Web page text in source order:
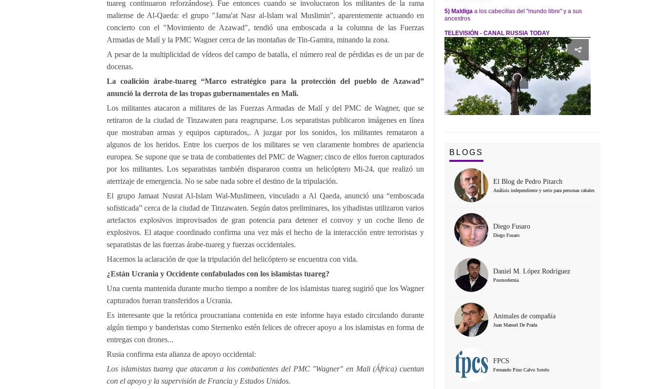
tuareg continuaron reforzándose). Fue entonces cuando se involucraron los militantes de la rama
maliense de Al-Qaeda: el grupo "Jama'at Nasr al-Islam wal Muslimin", aparentemente actuando en
concierto con el "Movimiento de Azawad", tendió una emboscada a la columna de las Fuerzas
Armadas de Malí y la PMC Wagner cerca de las montañas de Tin-Gamira, minando la zona.
A pesar de la multiplicidad de vídeos del campo de batalla, el número real de pérdidas es de un par de
docenas.
La coalición árabe-tuareg “Marco estratégico para la protección del pueblo de Azawad”
anunció la derrota de las tropas gubernamentales en Mali.
Los militantes atacaron a militares de las Fuerzas Armadas de Malí y del PMC de Wagner, que se
retiraron de la ciudad de Tinzawaten para reagruparse. Los separatistas publicaron imágenes en línea
que mostraban armas y equipos capturados,. A juzgar por los sonidos, los militantes remataron a
algunos de los heridos. Entre los cuerpos de los militares se ven claramente hombres de apariencia
europea. Se supone que se trata de combatientes del PMC de Wagner; cinco de ellos fueron capturados
por los militantes. Los separatistas también dispararon contra un helicóptero Mi-24, que realizó un
aterrizaje de emergencia. No se sabe nada sobre el destino de la tripulación.
El grupo Jamaat Nusrat Al-Islam Wal-Muslimeen, vinculado a Al Qaeda, anunció una “emboscada
sofisticada” cerca de la ciudad de Tinzawaten. Según datos preliminares, los yihadistas utilizaron varios
artefactos explosivos improvisados de gran potencia para detener el convoy y un coche lleno de
explosivos. El ataque coordinado confirma una vez más el hecho de la interacción entre terroristas y
separatistas de las fuerzas árabe-tuareg y fuerzas occidentales.
Hacemos la aclaración de que la tripulación del helicóptero se encuentra con vida.
¿Están Ucrania y Occidente confabulados con los islamistas tuareg?
Una cuenta mantenida durante mucho tiempo a nombre de los islamistas tuareg sugirió que los Wagner
capturados fueran transferidos a Ucrania.
Es interesante que la retórica proucraniana contenida en este informe haya estado circulando durante
algún tiempo y banderistas como Sternenko estén felices de ofrecer apoyo a los islamistas en forma de
entregas con drones...
Rusia confirma esta alianza de apoyo occidental:
Los islamistas tuareg que atacaron a los combatientes del PMC "Wagner" en Mali (África) cuentan
con el apoyo y la supervisión de Francia y Estados Unidos.
5) Maldiga a los cabecillas del "mundo libre" y a sus
ancestros
TELEVISIÓN - CANAL RUSSIA TODAY
BLOGS
El Blog de Pedro Pitarch
Análisis independiente y serio para personas cabales
Diego Fusaro
Diego Fusaro
Daniel M. López Rodríguez
Posmodernia
Animales de compañía
Juan Manuel De Prada
FPCS
Fernando Pino Calvo Sotelo